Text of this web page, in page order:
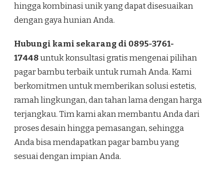
hingga kombinasi unik yang dapat disesuaikan
dengan gaya hunian Anda.
Hubungi kami sekarang di 0895-3761-
17448untuk konsultasi gratis mengenai pilihan
pagar bambu terbaik untuk rumah Anda. Kami
berkomitmen untuk memberikan solusi estetis,
ramah lingkungan, dan tahan lama dengan harga
terjangkau. Tim kami akan membantu Anda dari
proses desain hingga pemasangan, sehingga
Anda bisa mendapatkan pagar bambu yang
sesuai dengan impian Anda.